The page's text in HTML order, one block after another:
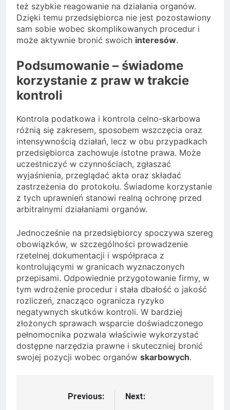
też szybkie reagowanie na działania organów.
Dzięki temu przedsiębiorca nie jest pozostawiony
sam sobie wobec skomplikowanych procedur i
może aktywnie bronić swoich interesów.
Podsumowanie – świadome
korzystanie z praw w trakcie
kontroli
Kontrola podatkowa i kontrola celno-skarbowa
różnią się zakresem, sposobem wszczęcia oraz
intensywnością działań, lecz w obu przypadkach
przedsiębiorca zachowuje istotne prawa. Może
uczestniczyć w czynnościach, zgłaszać
wyjaśnienia, przeglądać akta oraz składać
zastrzeżenia do protokołu. Świadome korzystanie
z tych uprawnień stanowi realną ochronę przed
arbitralnymi działaniami organów.
Jednocześnie na przedsiębiorcy spoczywa szereg
obowiązków, w szczególności prowadzenie
rzetelnej dokumentacji i współpraca z
kontrolującymi w granicach wyznaczonych
przepisami. Odpowiednie przygotowanie firmy, w
tym wdrożenie procedur i stała dbałość o jakość
rozliczeń, znacząco ogranicza ryzyko
negatywnych skutków kontroli. W bardziej
złożonych sprawach wsparcie doświadczonego
pełnomocnika pozwala właściwie wykorzystać
dostępne narzędzia prawne i skuteczniej bronić
swojej pozycji wobec organów skarbowych.
NawigacjaPrevious:
Next: